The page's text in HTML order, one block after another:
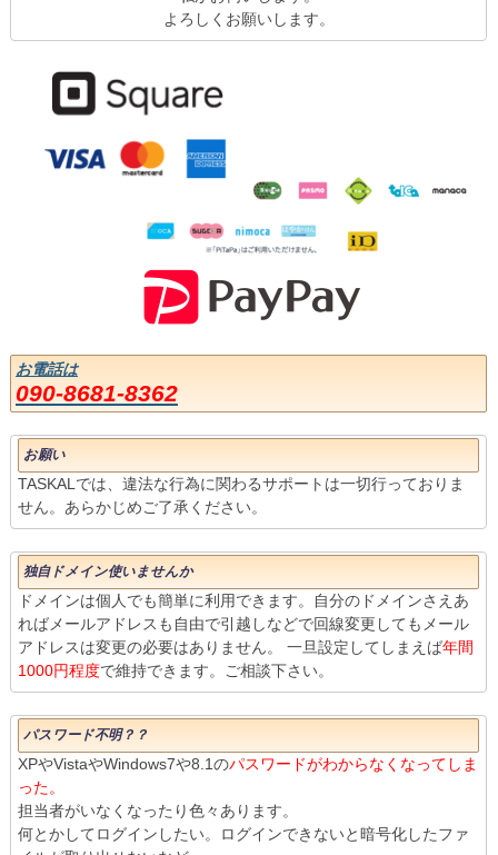
よろしくお願いします。
お電話は
090-8681-8362
お願い
TASKALでは、違法な行為に関わるサポートは一切行っておりま
せん。あらかじめご了承ください。
独自ドメイン使いませんか
ドメインは個人でも簡単に利用できます。自分のドメインさえあ
ればメールアドレスも自由で引越しなどで回線変更してもメール
アドレスは変更の必要はありません。 一旦設定してしまえば年間
1000円程度で維持できます。ご相談下さい。
パスワード不明？？
XPやVistaやWindows7や8.1のパスワードがわからなくなってしま
った。
担当者がいなくなったり色々あります。
何とかしてログインしたい。ログインできないと暗号化したファ